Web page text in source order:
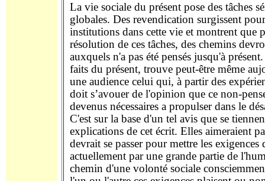
La vie sociale du présent pose des tâches
globales. Des revendication surgissent
institutions dans cette vie et montrent que
résolution de ces tâches, des chemins
auxquels n'a pas été pensés jusqu'à
faits du présent, trouve peut-être même
une audience celui qui, à partir des
doit s’avouer de l'opinion que ce non-
devenus nécessaires a propulser dans le
C'est sur la base d'un tel avis que se
explications de cet écrit. Elles aimeraient
devrait se passer pour mettre les exigences
actuellement par une grande partie de
chemin d'une volonté sociale